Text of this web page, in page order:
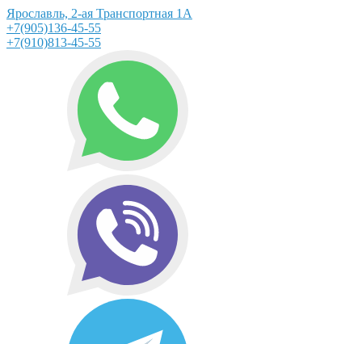
Ярославль, 2-ая Транспортная 1А
+7(905)136-45-55
+7(910)813-45-55